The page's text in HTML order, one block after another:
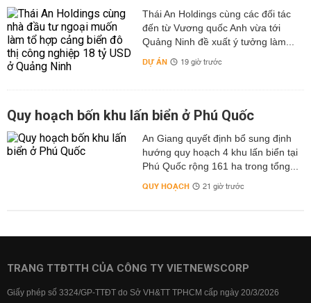
Thái An Holdings cùng các đối tác
đến từ Vương quốc Anh vừa tới
Quảng Ninh đề xuất ý tưởng làm...
DỰ ÁN 19 giờ trước
Quy hoạch bốn khu lấn biển ở Phú Quốc
An Giang quyết định bổ sung định
hướng quy hoạch 4 khu lấn biển tại
Phú Quốc rộng 161 ha trong tổng...
QUY HOẠCH 21 giờ trước
TRANG TTĐTTH CỦA CÔNG TY VIETNEWSCORP
Giấy phép số 3324/GP-TTĐT do Sở VH&TT TPHCM cấp ngày 20/3/2026